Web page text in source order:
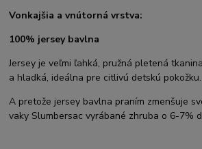
Vonkajšia a vnútorná vrstva:
100% jersey bavlna
Jersey je veľmi ľahká, pružná pletená
a hladká, ideálna pre citlivú detskú pokožku.
A pretože jersey bavlna praním zmenšuje
vaky Slumbersac vyrábané zhruba o 6-7%